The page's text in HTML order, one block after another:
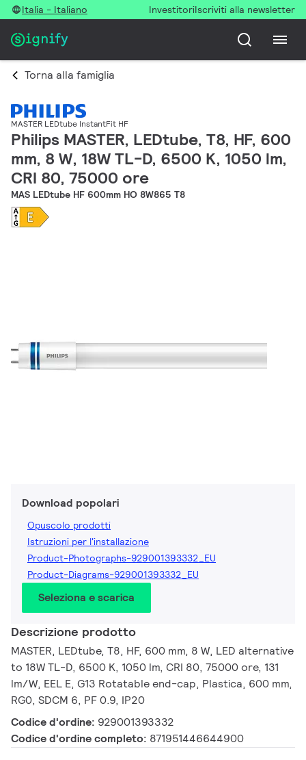
Italia - Italiano InvestitoriIscriviti alla newsletter
Torna alla famiglia
MASTER LEDtube InstantFit HF
Philips MASTER, LEDtube, T8, HF, 600
mm, 8 W, 18W TL-D, 6500 K, 1050 lm,
CRI 80, 75000 ore
MAS LEDtube HF 600mm HO 8W865 T8
Download popolari
Opuscolo prodotti
Istruzioni per l'installazione
Product-Photographs-929001393332_EU
Product-Diagrams-929001393332_EU
Seleziona e scarica
Descrizione prodotto
MASTER, LEDtube, T8, HF, 600 mm, 8 W, LED alternative
to 18W TL-D, 6500 K, 1050 lm, CRI 80, 75000 ore, 131
lm/W, EEL E, G13 Rotatable end-cap, Plastica, 600 mm,
RG0, SDCM 6, PF 0.9, IP20
Codice d'ordine: 929001393332
Codice d'ordine completo: 871951446644900